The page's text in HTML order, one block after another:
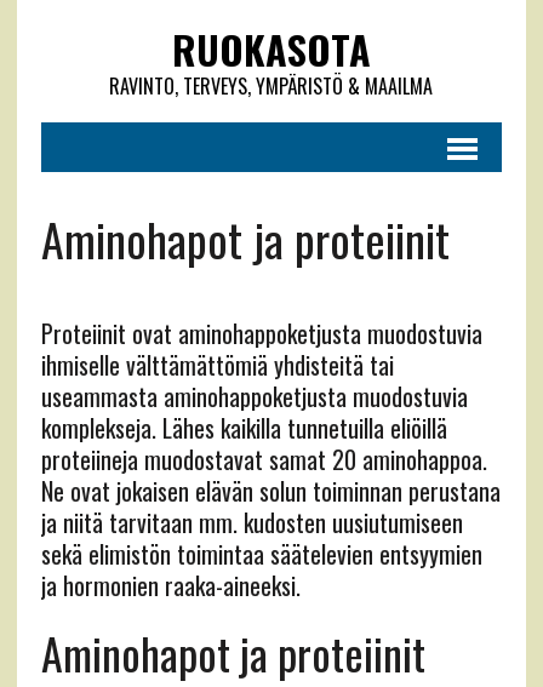
RUOKASOTA
RAVINTO, TERVEYS, YMPÄRISTÖ & MAAILMA
Aminohapot ja proteiinit
Proteiinit ovat aminohappoketjusta muodostuvia
ihmiselle välttämättömiä yhdisteitä tai
useammasta aminohappoketjusta muodostuvia
komplekseja. Lähes kaikilla tunnetuilla eliöillä
proteiineja muodostavat samat 20 aminohappoa.
Ne ovat jokaisen elävän solun toiminnan perustana
ja niitä tarvitaan mm. kudosten uusiutumiseen
sekä elimistön toimintaa säätelevien entsyymien
ja hormonien raaka-aineeksi.
Aminohapot ja proteiinit